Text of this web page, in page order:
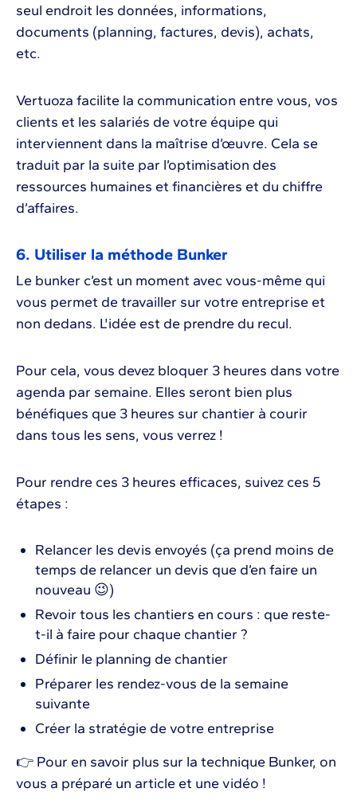
seul endroit les données, informations,
documents (planning, factures, devis), achats,
etc.
Vertuoza facilite la communication entre vous, vos
clients et les salariés de votre équipe qui
interviennent dans la maîtrise d’œuvre. Cela se
traduit par la suite par l’optimisation des
ressources humaines et financières et du chiffre
d’affaires.
6. Utiliser la méthode Bunker
Le bunker c’est un moment avec vous-même qui
vous permet de travailler sur votre entreprise et
non dedans. L'idée est de prendre du recul.
Pour cela, vous devez bloquer 3 heures dans votre
agenda par semaine. Elles seront bien plus
bénéfiques que 3 heures sur chantier à courir
dans tous les sens, vous verrez !
Pour rendre ces 3 heures efficaces, suivez ces 5
étapes :
Relancer les devis envoyés (ça prend moins de
temps de relancer un devis que d’en faire un
nouveau 😉)
Revoir tous les chantiers en cours : que reste-
t-il à faire pour chaque chantier ?
Définir le planning de chantier
Préparer les rendez-vous de la semaine
suivante
Créer la stratégie de votre entreprise
👉 Pour en savoir plus sur la technique Bunker, on
vous a préparé un article et une vidéo !